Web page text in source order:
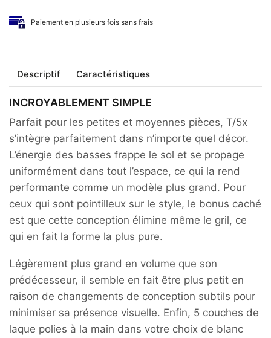
-
T/5X
Paiement en plusieurs fois sans frais
Descriptif Caractéristiques
INCROYABLEMENT SIMPLE
Parfait pour les petites et moyennes pièces, T/5x
s’intègre parfaitement dans n’importe quel décor.
L’énergie des basses frappe le sol et se propage
uniformément dans tout l’espace, ce qui la rend
performante comme un modèle plus grand. Pour
ceux qui sont pointilleux sur le style, le bonus caché
est que cette conception élimine même le gril, ce
qui en fait la forme la plus pure.
Légèrement plus grand en volume que son
prédécesseur, il semble en fait être plus petit en
raison de changements de conception subtils pour
minimiser sa présence visuelle. Enfin, 5 couches de
laque polies à la main dans votre choix de blanc